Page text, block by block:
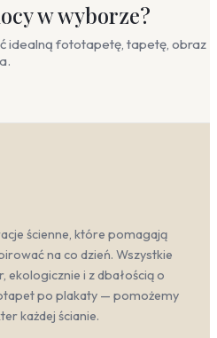
w wyborze?
idealną fototapetę, tapetę, obraz
ścienne, które pomagają
na co dzień. Wszystkie
ekologicznie i z dbałością o
po plakaty — pomożemy
każdej ścianie.